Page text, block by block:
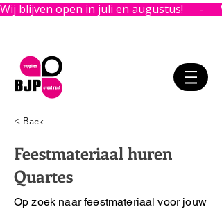
Wij blijven open in juli en augustus!      -
< Back
Feestmateriaal huren
Quartes
Op zoek naar feestmateriaal voor jouw